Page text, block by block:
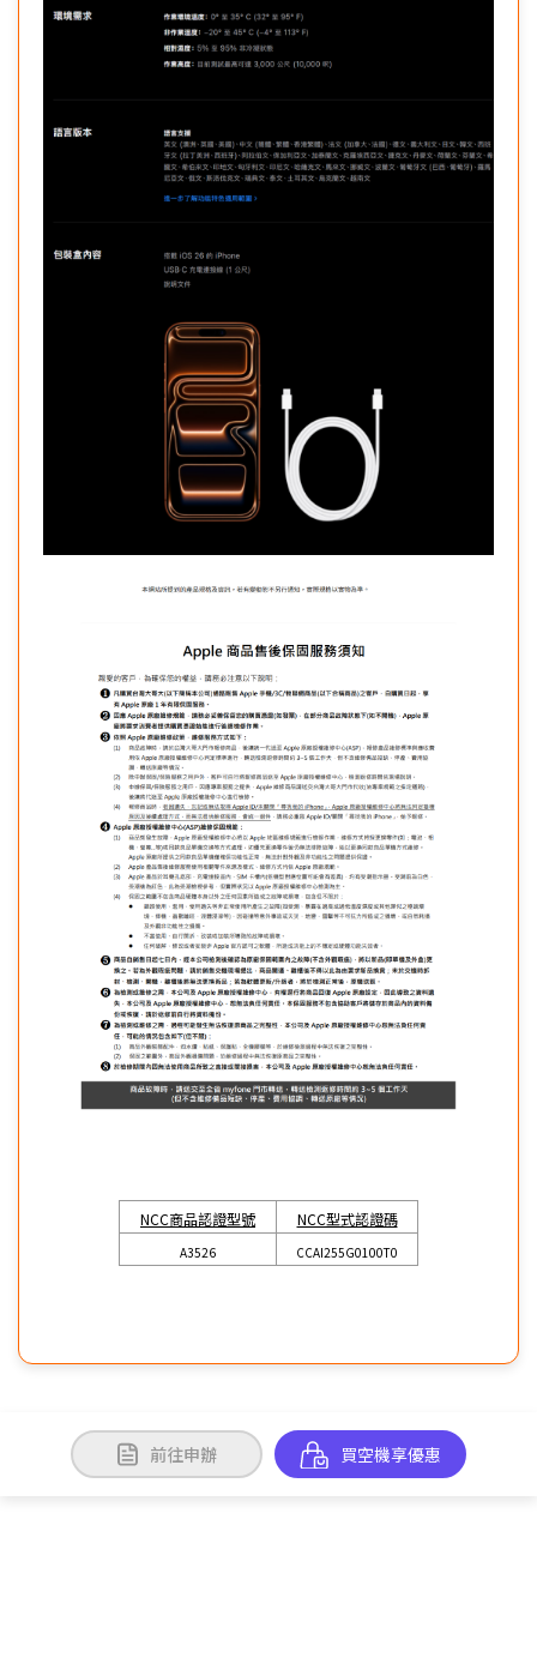
NCC商品認證型號 NCC型式認證碼
A3526 CCAI255G0100T0
前往申辦 買空機享優惠